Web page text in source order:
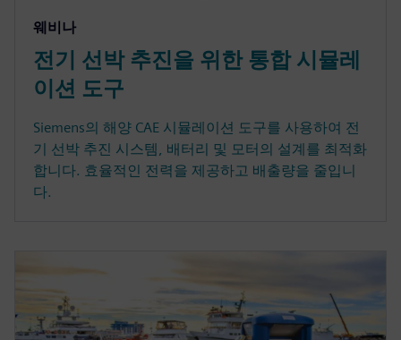
웨비나
전기 선박 추진을 위한 통합 시뮬레
이션 도구
Siemens의 해양 CAE 시뮬레이션 도구를 사용하여 전
기 선박 추진 시스템, 배터리 및 모터의 설계를 최적화
합니다. 효율적인 전력을 제공하고 배출량을 줄입니
다.